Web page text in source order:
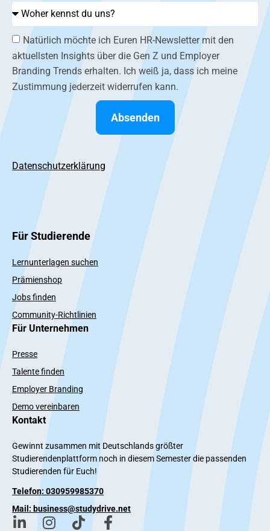
Natürlich möchte ich Euren HR-Newsletter mit den
aktuellsten Insights über die Gen Z und Employer
Branding Trends erhalten. Ich weiß ja, dass ich meine
Zustimmung jederzeit widerrufen kann.
Absenden
Datenschutzerklärung
Für Studierende
Lernunterlagen suchen
Prämienshop
Jobs finden
Community-Richtlinien
Für Unternehmen
Presse
Talente finden
Employer Branding
Demo vereinbaren
Kontakt
Gewinnt zusammen mit Deutschlands größter
Studierendenplattform noch in diesem Semester die passenden
Studierenden für Euch!
Telefon: 030959985370
Mail: business@studydrive.net